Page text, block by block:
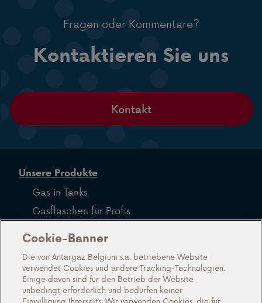
Fragen oder Kommentare?
Kontaktieren Sie uns
Kontakt
Unsere Produkte
Gas in Tanks
Gasflaschen für Profis
Häufig gestellte Fragen
Über uns
Cookie-Banner
Die von Antargaz Belgium s.a. betriebene Website
verwendet Cookies und andere Tracking-Technologien.
Einige davon sind für den Betrieb der Website
unbedingt erforderlich und bedürfen keiner